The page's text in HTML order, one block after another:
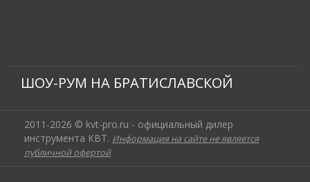
ШОУ-РУМ НА БРАТИСЛАВСКОЙ
2011-2026 © kvt-pro.ru - официальный дилер
инструмента КВТ. Информация на сайте не является
публичной офертой